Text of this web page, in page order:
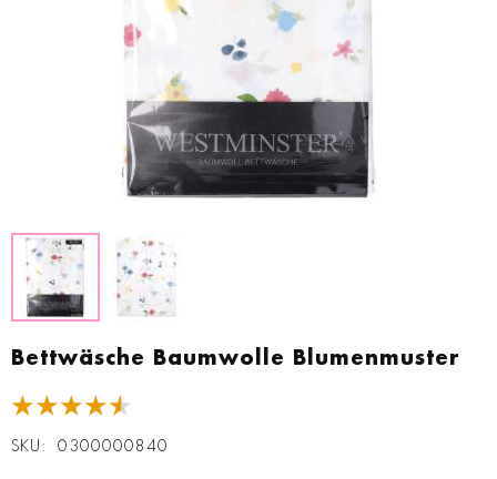
Bettwäsche Baumwolle Blumenmuster
★★★★★
SKU 0300000840
Anfang
Bildgalerie